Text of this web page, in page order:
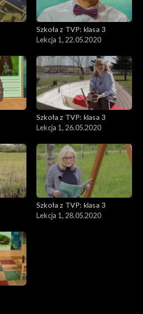
Szkoła z TVP: klasa 3
Lekcja 1, 22.05.2020
Szkoła z TVP: klasa 3
Lekcja 1, 26.05.2020
Szkoła z TVP: klasa 3
Lekcja 1, 28.05.2020